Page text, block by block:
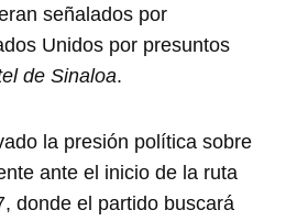
señalados por
Unidos por presuntos
de Sinaloa.
la presión política sobre
ante el inicio de la ruta
donde el partido buscará